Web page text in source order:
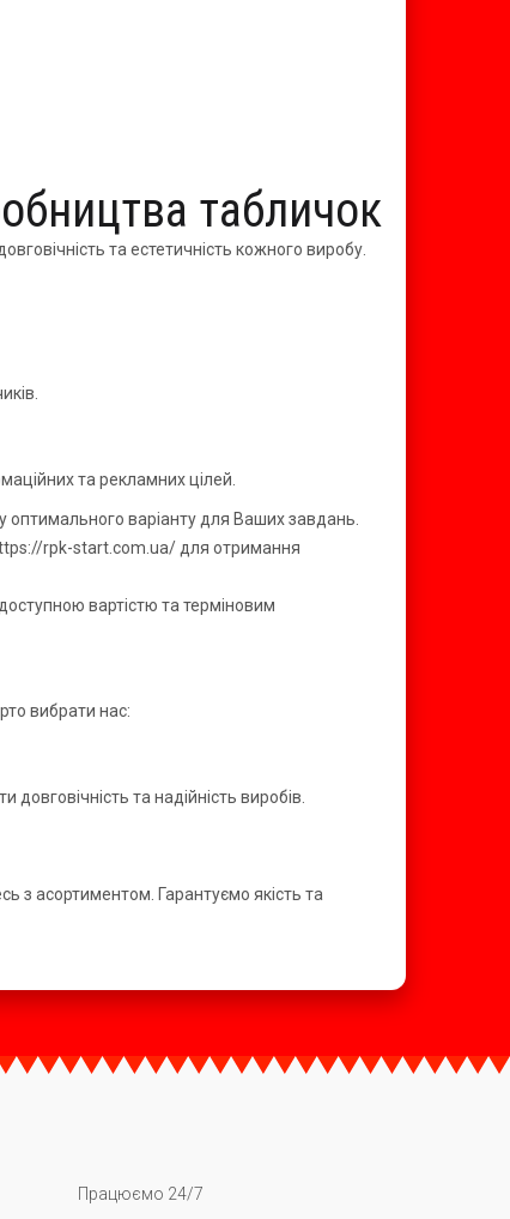
табличок
та естетичність кожного виробу.
та рекламних цілей.
оптимального варіанту для Ваших завдань.
rpk-start.com.ua/ для отримання
вартістю та терміновим
вибрати нас:
та надійність виробів.
з асортиментом. Гарантуємо якість та
Працюємо 24/7